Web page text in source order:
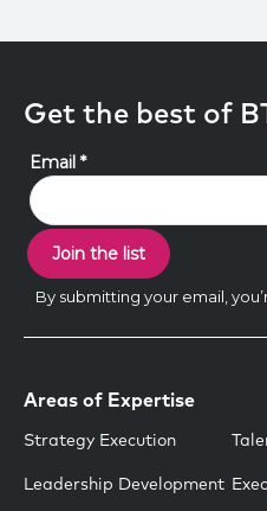
Get the best of
Areas of Expertise
Strategy Execution
Leadership Development